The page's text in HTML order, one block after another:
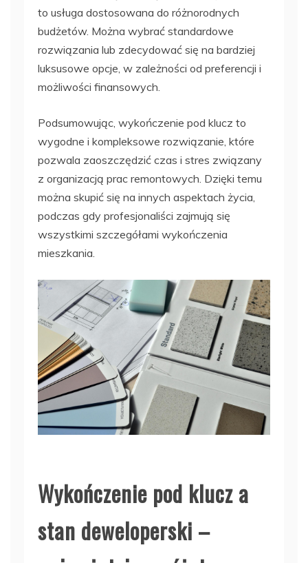
to usługa dostosowana do różnorodnych
budżetów. Można wybrać standardowe
rozwiązania lub zdecydować się na bardziej
luksusowe opcje, w zależności od preferencji i
możliwości finansowych.
Podsumowując, wykończenie pod klucz to
wygodne i kompleksowe rozwiązanie, które
pozwala zaoszczędzić czas i stres związany
z organizacją prac remontowych. Dzięki temu
można skupić się na innych aspektach życia,
podczas gdy profesjonaliści zajmują się
wszystkimi szczegółami wykończenia
mieszkania.
Wykończenie pod klucz a
stan deweloperski –